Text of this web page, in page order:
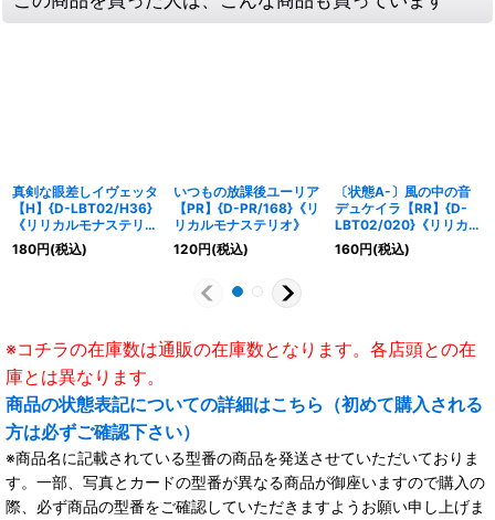
真剣な眼差しイヴェッタ
【H】{D-LBT02/H36}
《リリカルモナステリ
オ》
180円(税込)
いつもの放課後ユーリア
【PR】{D-PR/168}《リ
リカルモナステリオ》
120円(税込)
〔状態A-〕風の中の音
デュケイラ【RR】{D-
LBT02/020}《リリカル
モナステリオ》
160円(税込)
※コチラの在庫数は通販の在庫数となります。各店頭との在
庫とは異なります。
商品の状態表記についての詳細はこちら（初めて購入される
方は必ずご確認下さい）
※商品名に記載されている型番の商品を発送させていただいておりま
す。一部、写真とカードの型番が異なる商品が御座いますので購入の
際、必ず商品の型番をご確認していただきますようお願い申し上げま